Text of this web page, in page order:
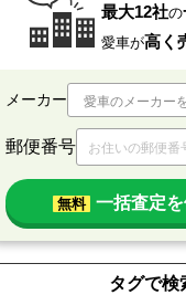
最大12社の
愛車が高く
メーカー
郵便番号
無料 一括査定
タグで検